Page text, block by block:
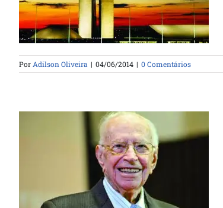
homenageada na câmara federal
Por Adilson Oliveira | 04/06/2014 | 0 Comentários
Pastor Enéas Tognini Recebe
Homenagens pelo seu
Centésimo Aniversário